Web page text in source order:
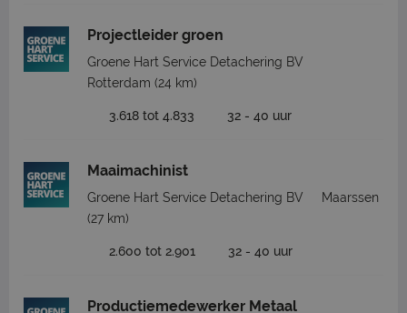
Projectleider groen
Groene Hart Service Detachering BV
Rotterdam (24 km)
3.618 tot 4.833 32 - 40 uur
Maaimachinist
Groene Hart Service Detachering BV
Maarssen
(27 km)
2.600 tot 2.901 32 - 40 uur
Productiemedewerker Metaal